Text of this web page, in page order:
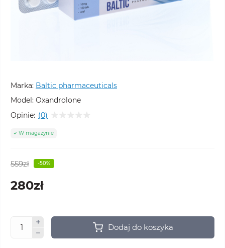
Marka: Baltic pharmaceuticals
Model: Oxandrolone
Opinie: (0)
W magazynie
559zł -50%
280zł
Dodaj do koszyka